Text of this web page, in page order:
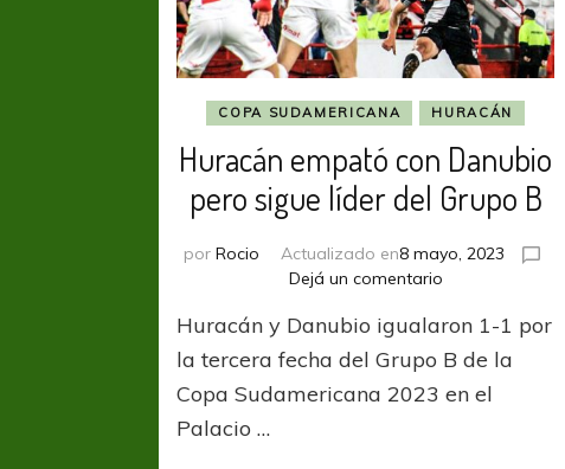
COPA SUDAMERICANA HURACÁN
Huracán empató con Danubio
pero sigue líder del Grupo B
por Rocio Actualizado en8 mayo, 2023
Dejá un comentarioen
empató
con
pero
Huracán y Danubio igualaron 1-1 por
la tercera fecha del Grupo B de la
Copa Sudamericana 2023 en el
Palacio …